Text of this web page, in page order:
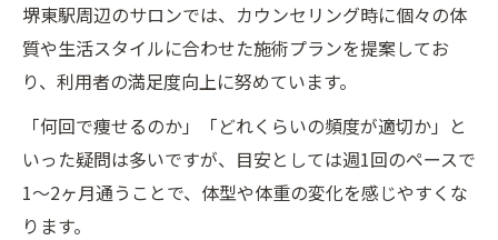
堺東駅周辺のサロンでは、カウンセリング時に個々の体
質や生活スタイルに合わせた施術プランを提案してお
り、利用者の満足度向上に努めています。
「何回で痩せるのか」「どれくらいの頻度が適切か」と
いった疑問は多いですが、目安としては週1回のペースで
1～2ヶ月通うことで、体型や体重の変化を感じやすくな
ります。